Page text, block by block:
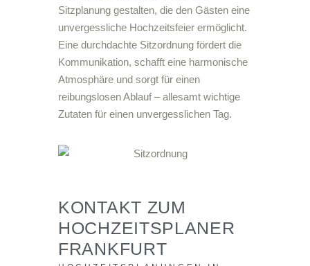
Sitzplanung gestalten, die den Gästen eine
unvergessliche Hochzeitsfeier ermöglicht.
Eine durchdachte Sitzordnung fördert die
Kommunikation, schafft eine harmonische
Atmosphäre und sorgt für einen
reibungslosen Ablauf – allesamt wichtige
Zutaten für einen unvergesslichen Tag.
KONTAKT ZUM
HOCHZEITSPLANER
FRANKFURT